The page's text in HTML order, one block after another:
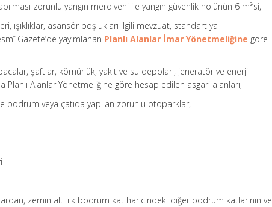
zorunlu yangın merdiveni ile yangın güvenlik holünün 6 m²’si,
ışıklıklar, asansör boşlukları ilgili mevzuat, standart ya
Gazete’de yayımlanan Planlı Alanlar İmar Yönetmeliğine göre
şaftlar, kömürlük, yakıt ve su depoları, jeneratör ve enerji
Planlı Alanlar Yönetmeliğine göre hesap edilen asgari alanları,
bodrum veya çatıda yapılan zorunlu otoparklar,
zemin altı ilk bodrum kat haricindeki diğer bodrum katlarının ve